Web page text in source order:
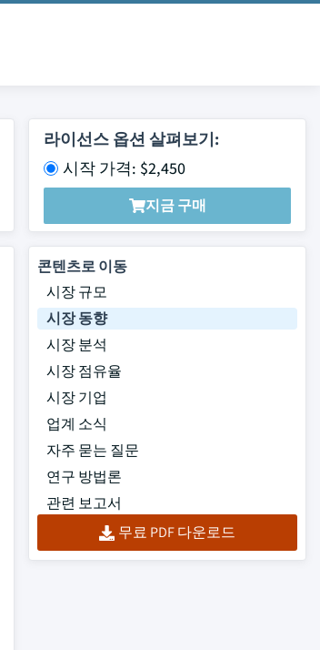
라이선스 옵션 살펴보기:
시작 가격: $2,450
지금 구매
콘텐츠로 이동
시장 규모
시장 동향
시장 분석
시장 점유율
시장 기업
업계 소식
자주 묻는 질문
연구 방법론
관련 보고서
무료 PDF 다운로드